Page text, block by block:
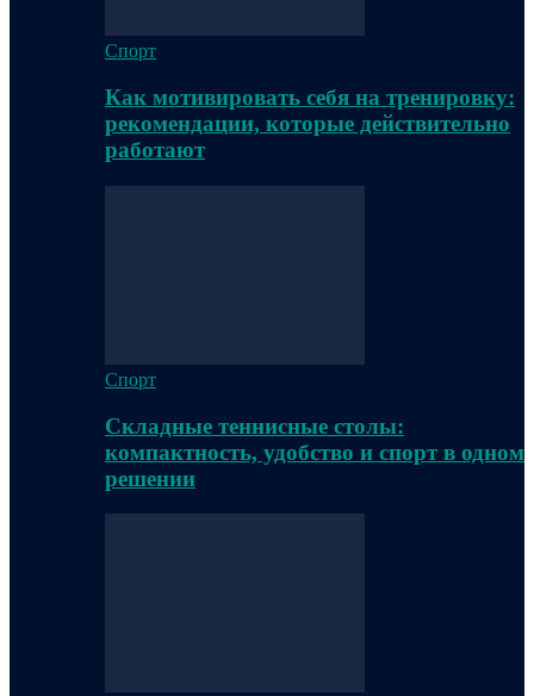
Спорт
Как мотивировать себя на тренировку:
рекомендации, которые действительно
работают
Спорт
Складные теннисные столы:
компактность, удобство и спорт в одном
решении